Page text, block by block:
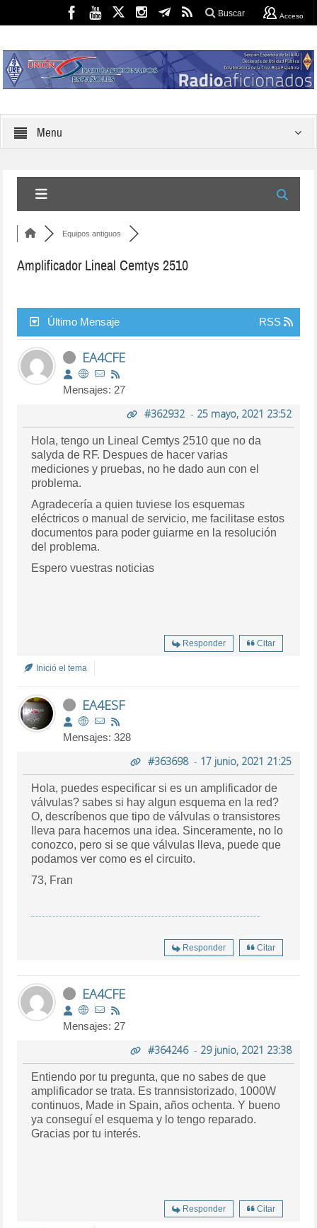
Buscar Acceso
Menu
Equipos antiguos
Amplificador Lineal Cemtys 2510
Último Mensaje RSS
EA4CFE
Mensajes: 27
#362932- 25 mayo, 2021 23:52
Hola, tengo un Lineal Cemtys 2510 que no da
salyda de RF. Despues de hacer varias
mediciones y pruebas, no he dado aun con el
problema.
Agradecería a quien tuviese los esquemas
eléctricos o manual de servicio, me facilitase estos
documentos para poder guiarme en la resolución
del problema.
Espero vuestras noticias
Responder Citar
Inició el tema
EA4ESF
Mensajes: 328
#363698- 17 junio, 2021 21:25
Hola, puedes especificar si es un amplificador de
válvulas? sabes si hay algun esquema en la red?
O, descríbenos que tipo de válvulas o transistores
lleva para hacernos una idea. Sinceramente, no lo
conozco, pero si se que válvulas lleva, puede que
podamos ver como es el circuito.
73, Fran
Responder Citar
EA4CFE
Mensajes: 27
#364246- 29 junio, 2021 23:38
Entiendo por tu pregunta, que no sabes de que
amplificador se trata. Es trannsistorizado, 1000W
continuos, Made in Spain, años ochenta. Y bueno
ya conseguí el esquema y lo tengo reparado.
Gracias por tu interés.
Responder Citar